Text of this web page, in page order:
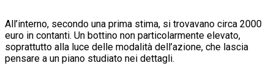
All’interno, secondo una prima stima, si trovavano circa 2000
euro in contanti. Un bottino non particolarmente elevato,
soprattutto alla luce delle modalità dell’azione, che lascia
pensare a un piano studiato nei dettagli.